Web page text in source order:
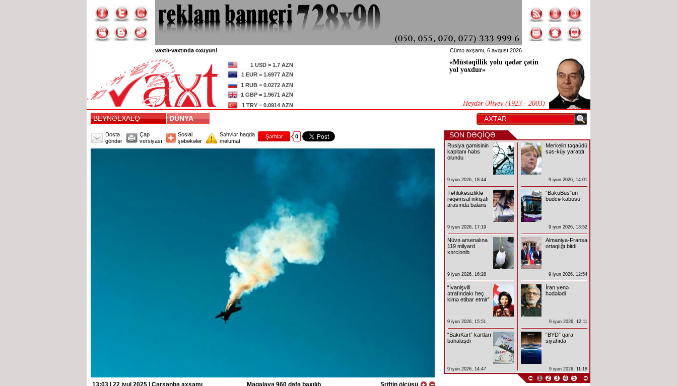
vaxtlı-vaxtında oxuyun! Cümə axşamı, 6 avqust 2026
1 USD = 1.7 AZN
1 EUR = 1.6977 AZN
1 RUB = 0.0272 AZN
1 GBP = 1.9671 AZN
1 TRY = 0.0914 AZN
«Müstəqillik yolu qədər çətin
yol yoxdur»
Heydər Əliyev (1923 - 2003)
BEYNƏLXALQ DÜNYA
Dosta
göndər
Çap
versiyası
Sosial
şəbəkələr
Səhvlər haqda
məlumat
Şərhlər 0
13:03 | 22 iyul 2025 | Çərşənbə axşamı Məqaləyə 960 dəfə baxılıb Şriftin ölçüsü
SON DƏQİQƏ
Rusiya gəmisinin
kapitanı həbs
olundu
9 iyun 2026, 18:44
Təhlükəsizliklə
rəqəmsal inkişafı
arasında balans
9 iyun 2026, 17:19
Nüvə arsenalına
119 milyard
xərclənib
9 iyun 2026, 16:28
“İvanişvili
ətrafındakı heç
kimə etibar etmir”
9 iyun 2026, 15:51
“BakıKart” kartları
bahalaşdı
9 iyun 2026, 14:47
Merkelin təqaüdü
səs-küy yaratdı
9 iyun 2026, 14:01
“BakuBus”un
büdcə kabusu
9 iyun 2026, 13:52
Almaniya-Fransa
ortaqlığı bitdi
9 iyun 2026, 12:54
İran yenə
hədələdi
9 iyun 2026, 12:11
“BYD” qara
siyahıda
9 iyun 2026, 11:18
1 2 3 4 5